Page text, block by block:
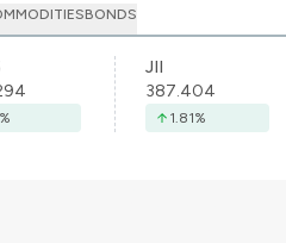
BONDS
%
JII
387.404
1.81%